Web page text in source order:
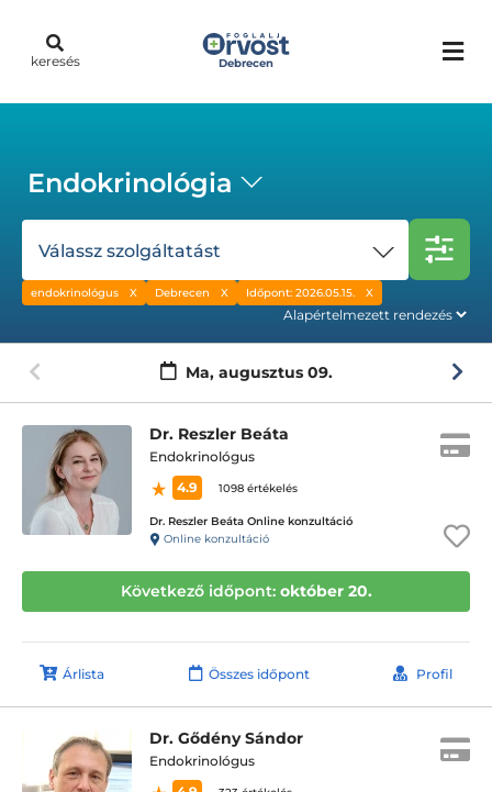
keresés Debrecen
Endokrinológia
Válassz szolgáltatást
endokrinológus Debrecen Időpont: 2026.05.15.
Ma, augusztus 09.
Dr. Reszler Beáta
Endokrinológus
4.9
1098 értékelés
Dr. Reszler Beáta Online konzultáció
Online konzultáció
Következő időpont: október 20.
Árlista Összes időpont Profil
Dr. Gődény Sándor
Endokrinológus